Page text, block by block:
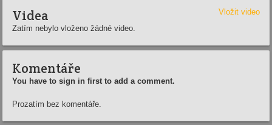
Videa
Vložit video
Zatím nebylo vloženo žádné video.
Komentáře
You have to sign in first to add a comment.
Prozatím bez komentáře.